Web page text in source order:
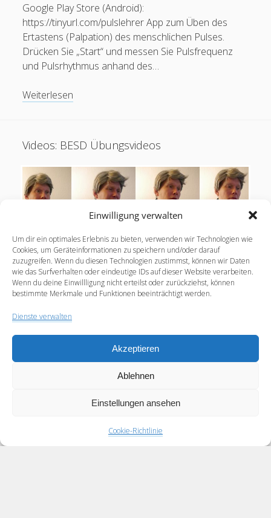
Einwilligung verwalten
Um dir ein optimales Erlebnis zu bieten, verwenden wir Technologien wie
Cookies, um Geräteinformationen zu speichern und/oder darauf
zuzugreifen. Wenn du diesen Technologien zustimmst, können wir Daten
wie das Surfverhalten oder eindeutige IDs auf dieser Website verarbeiten.
Wenn du deine Einwillligung nicht erteilst oder zurückziehst, können
bestimmte Merkmale und Funktionen beeinträchtigt werden.
Dienste verwalten
Akzeptieren
Ablehnen
Einstellungen ansehen
Cookie-Richtlinie
Google Play Store (Android):
https://tinyurl.com/pulslehrer App zum Üben des
Ertastens (Palpation) des menschlichen Pulses.
Drücken Sie „Start“ und messen Sie Pulsfrequenz
und Pulsrhythmus anhand des…
Weiterlesen
Pulsmessung
üben
Videos: BESD Übungsvideos
YouTube: http://tinyurl.com/besd-playlist Zur
Anleitung in der Arbeit mit der BESD (BEurteilung von
Übungsvideos angefertigt. Da ich leider weder…
Übungsvideos